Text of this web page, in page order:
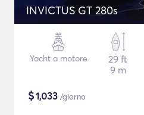
INVICTUS GT 280s
Yacht a motore
29 ft
9 m
$1,033 /giorno